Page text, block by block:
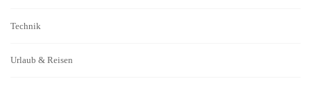
Technik
Urlaub & Reisen